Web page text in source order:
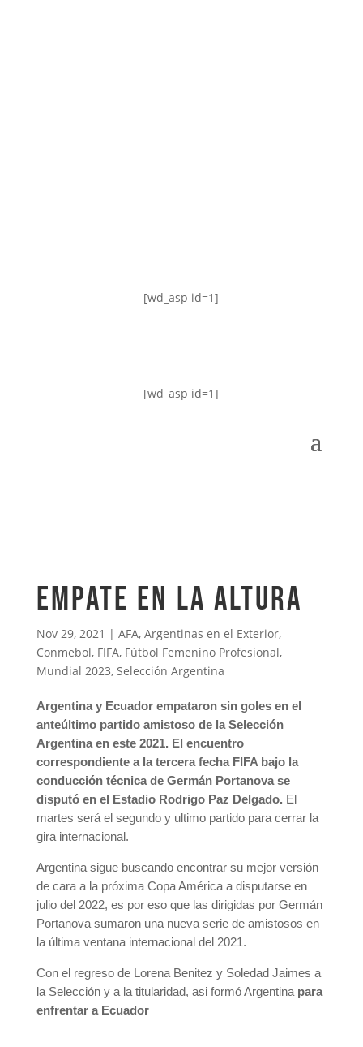
[wd_asp id=1]
[wd_asp id=1]
Empate en la altura
Nov 29, 2021 | AFA, Argentinas en el Exterior,
Conmebol, FIFA, Fútbol Femenino Profesional,
Mundial 2023, Selección Argentina
Argentina y Ecuador empataron sin goles en el
anteúltimo partido amistoso de la Selección
Argentina en este 2021. El encuentro
correspondiente a la tercera fecha FIFA bajo la
conducción técnica de Germán Portanova se
disputó en el Estadio Rodrigo Paz Delgado. El
martes será el segundo y ultimo partido para cerrar la
gira internacional.
Argentina sigue buscando encontrar su mejor versión
de cara a la próxima Copa América a disputarse en
julio del 2022, es por eso que las dirigidas por Germán
Portanova sumaron una nueva serie de amistosos en
la última ventana internacional del 2021.
Con el regreso de Lorena Benitez y Soledad Jaimes a
la Selección y a la titularidad, asi formó Argentina para
enfrentar a Ecuador